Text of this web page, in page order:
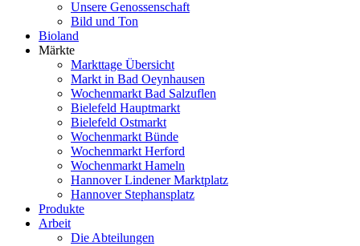
Unsere Genossenschaft
Bild und Ton
Bioland
Märkte
Markttage Übersicht
Markt in Bad Oeynhausen
Wochenmarkt Bad Salzuflen
Bielefeld Hauptmarkt
Bielefeld Ostmarkt
Wochenmarkt Bünde
Wochenmarkt Herford
Wochenmarkt Hameln
Hannover Lindener Marktplatz
Hannover Stephansplatz
Produkte
Arbeit
Die Abteilungen